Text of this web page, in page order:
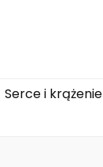
Serce i krążenie